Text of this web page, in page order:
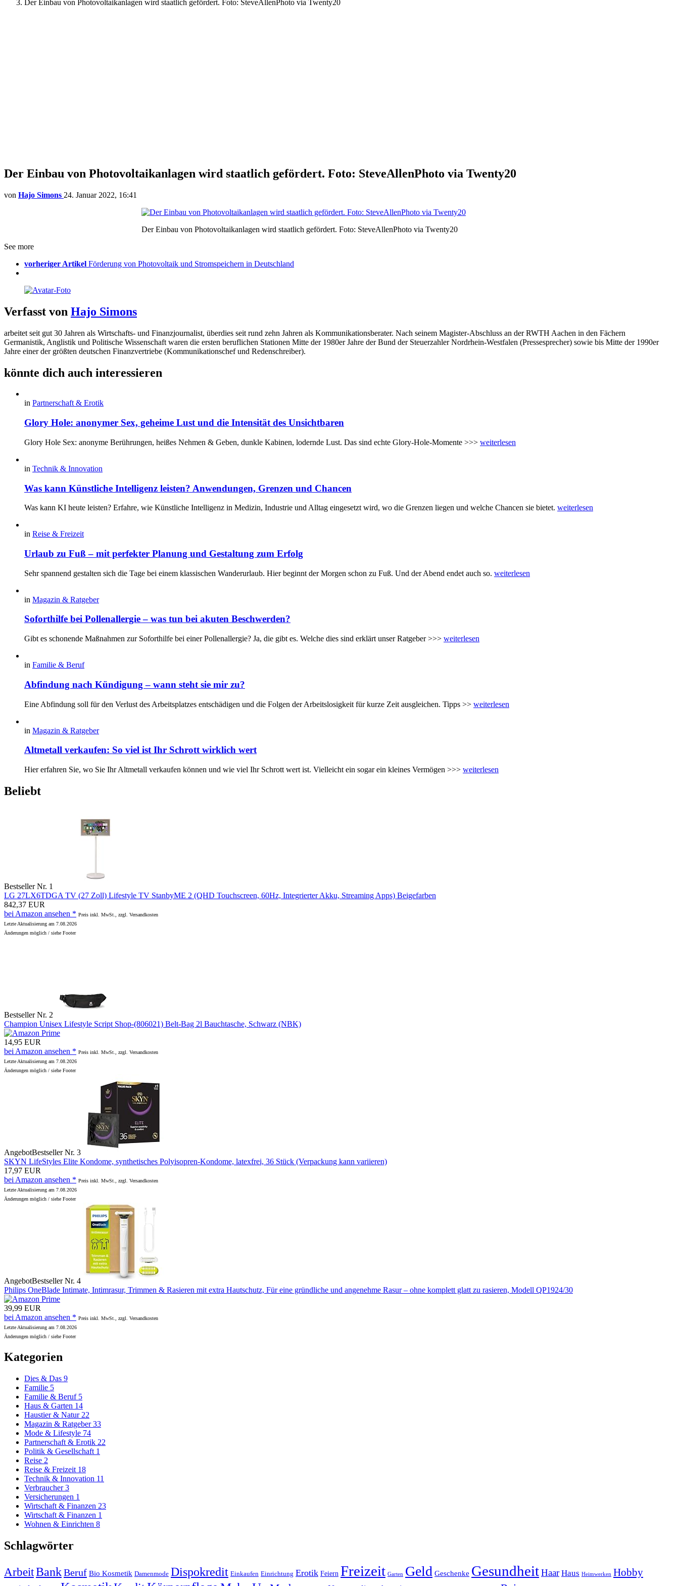
Der Einbau von Photovoltaikanlagen wird staatlich gefördert. Foto: SteveAllenPhoto via Twenty20
Der Einbau von Photovoltaikanlagen wird staatlich gefördert. Foto: SteveAllenPhoto via Twenty20
von Hajo Simons 24. Januar 2022, 16:41
Der Einbau von Photovoltaikanlagen wird staatlich gefördert. Foto: SteveAllenPhoto via Twenty20
See more
vorheriger Artikel Förderung von Photovoltaik und Stromspeichern in Deutschland
Verfasst von Hajo Simons
arbeitet seit gut 30 Jahren als Wirtschafts- und Finanzjournalist, überdies seit rund zehn Jahren als Kommunikationsberater. Nach seinem Magister-Abschluss an der RWTH Aachen in den Fächern
Germanistik, Anglistik und Politische Wissenschaft waren die ersten beruflichen Stationen Mitte der 1980er Jahre der Bund der Steuerzahler Nordrhein-Westfalen (Pressesprecher) sowie bis Mitte der 1990er
Jahre einer der größten deutschen Finanzvertriebe (Kommunikationschef und Redenschreiber).
könnte dich auch interessieren
in Partnerschaft & Erotik
Glory Hole: anonymer Sex, geheime Lust und die Intensität des Unsichtbaren
Glory Hole Sex: anonyme Berührungen, heißes Nehmen & Geben, dunkle Kabinen, lodernde Lust. Das sind echte Glory-Hole-Momente >>> weiterlesen
in Technik & Innovation
Was kann Künstliche Intelligenz leisten? Anwendungen, Grenzen und Chancen
Was kann KI heute leisten? Erfahre, wie Künstliche Intelligenz in Medizin, Industrie und Alltag eingesetzt wird, wo die Grenzen liegen und welche Chancen sie bietet. weiterlesen
in Reise & Freizeit
Urlaub zu Fuß – mit perfekter Planung und Gestaltung zum Erfolg
Sehr spannend gestalten sich die Tage bei einem klassischen Wanderurlaub. Hier beginnt der Morgen schon zu Fuß. Und der Abend endet auch so. weiterlesen
in Magazin & Ratgeber
Soforthilfe bei Pollenallergie – was tun bei akuten Beschwerden?
Gibt es schonende Maßnahmen zur Soforthilfe bei einer Pollenallergie? Ja, die gibt es. Welche dies sind erklärt unser Ratgeber >>> weiterlesen
in Familie & Beruf
Abfindung nach Kündigung – wann steht sie mir zu?
Eine Abfindung soll für den Verlust des Arbeitsplatzes entschädigen und die Folgen der Arbeitslosigkeit für kurze Zeit ausgleichen. Tipps >> weiterlesen
in Magazin & Ratgeber
Altmetall verkaufen: So viel ist Ihr Schrott wirklich wert
Hier erfahren Sie, wo Sie Ihr Altmetall verkaufen können und wie viel Ihr Schrott wert ist. Vielleicht ein sogar ein kleines Vermögen >>> weiterlesen
Beliebt
Bestseller Nr. 1
LG 27LX6TDGA TV (27 Zoll) Lifestyle TV StanbyME 2 (QHD Touchscreen, 60Hz, Integrierter Akku, Streaming Apps) Beigefarben
842,37 EUR
bei Amazon ansehen * Preis inkl. MwSt., zzgl. Versandkosten
Letzte Aktualisierung am 7.08.2026
Änderungen möglich / siehe Footer
Bestseller Nr. 2
Champion Unisex Lifestyle Script Shop-(806021) Belt-Bag 2l Bauchtasche, Schwarz (NBK)
14,95 EUR
bei Amazon ansehen * Preis inkl. MwSt., zzgl. Versandkosten
Letzte Aktualisierung am 7.08.2026
Änderungen möglich / siehe Footer
AngebotBestseller Nr. 3
SKYN LifeStyles Elite Kondome, synthetisches Polyisopren-Kondome, latexfrei, 36 Stück (Verpackung kann variieren)
17,97 EUR
bei Amazon ansehen * Preis inkl. MwSt., zzgl. Versandkosten
Letzte Aktualisierung am 7.08.2026
Änderungen möglich / siehe Footer
AngebotBestseller Nr. 4
Philips OneBlade Intimate, Intimrasur, Trimmen & Rasieren mit extra Hautschutz, Für eine gründliche und angenehme Rasur – ohne komplett glatt zu rasieren, Modell QP1924/30
39,99 EUR
bei Amazon ansehen * Preis inkl. MwSt., zzgl. Versandkosten
Letzte Aktualisierung am 7.08.2026
Änderungen möglich / siehe Footer
Kategorien
Dies & Das 9
Familie 5
Familie & Beruf 5
Haus & Garten 14
Haustier & Natur 22
Magazin & Ratgeber33
Mode & Lifestyle 74
Partnerschaft & Erotik 22
Politik & Gesellschaft 1
Reise 2
Reise & Freizeit 18
Technik & Innovation 11
Verbraucher3
Versicherungen 1
Wirtschaft & Finanzen 23
Wirtschaft & Finanzen 1
Wohnen & Einrichten 8
Schlagwörter
ArbeitBankBeruf Bio Kosmetik Damenmode Dispokredit Einkaufen Einrichtung Erotik Feiern Freizeit Garten Geld Geschenke GesundheitHaar Haus Heimwerken Hobby